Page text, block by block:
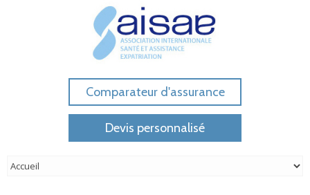
Comparateur d'assurance
Devis personnalisé